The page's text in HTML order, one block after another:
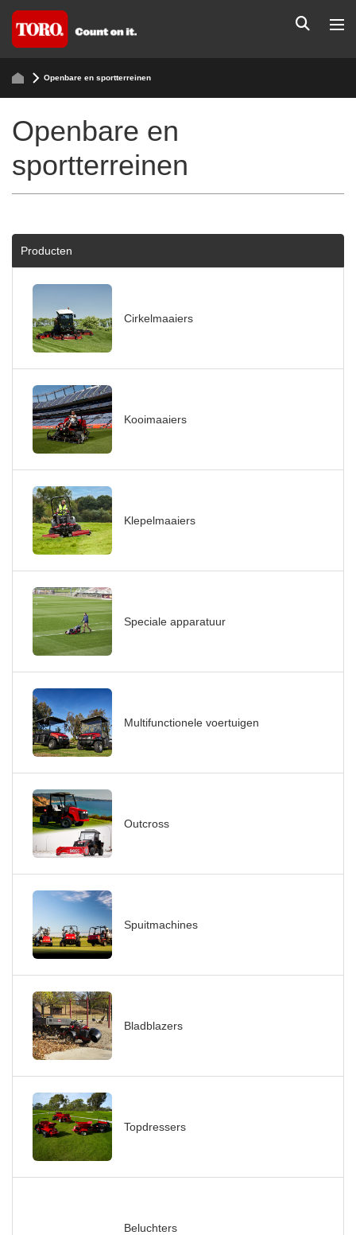
Openbare en sportterreinen
Openbare en
sportterreinen
Producten
Cirkelmaaiers
Kooimaaiers
Klepelmaaiers
Speciale apparatuur
Multifunctionele voertuigen
Outcross
Spuitmachines
Bladblazers
Topdressers
Beluchters